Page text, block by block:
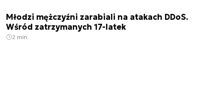
Młodzi mężczyźni zarabiali na atakach DDoS.
Wśród zatrzymanych 17-latek
2 min.